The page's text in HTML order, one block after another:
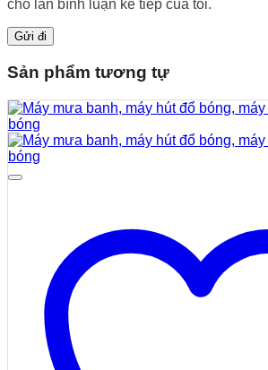
cho lần bình luận kế tiếp của tôi.
Sản phẩm tương tự